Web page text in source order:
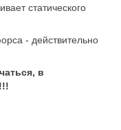
статического
- действительно
в